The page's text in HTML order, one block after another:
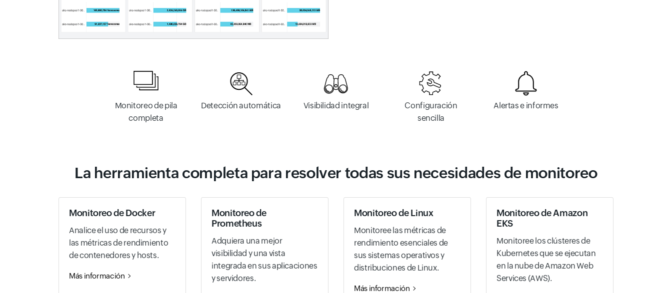
Monitoreo de pila
completa
Detección automática Visibilidad integral
Configuración
sencilla
Alertas e informes
La herramienta completa para resolver todas sus necesidades de monitoreo
Monitoreo de Docker
Analice el uso de recursos y
las métricas de rendimiento
de contenedores y hosts.
Más información
Monitoreo de
Prometheus
Adquiera una mejor
visibilidad y una vista
integrada en sus aplicaciones
y servidores.
Monitoreo de Linux
Monitoree las métricas de
rendimiento esenciales de
sus sistemas operativos y
distribuciones de Linux.
Más información
Monitoreo de Amazon
EKS
Monitoree los clústeres de
Kubernetes que se ejecutan
en la nube de Amazon Web
Services (AWS).